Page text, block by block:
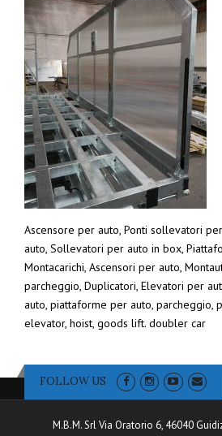
Ascensore per auto, Ponti sollevatori
auto, Sollevatori per auto in box,
Montacarichi, Ascensori per auto,
parcheggio, Duplicatori, Elevatori per
auto, piattaforme per auto, parcheggio,
elevator, hoist, goods lift. doubler car
FOLLOW US
M.B.M. Srl Via Oratorio 6, 46040